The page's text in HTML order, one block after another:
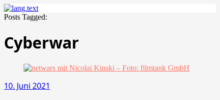
Posts Tagged:
Cyberwar
10. Juni 2021